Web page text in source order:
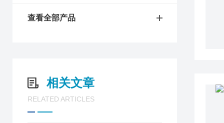
查看全部产品
相关文章
RELATED ARTICLES